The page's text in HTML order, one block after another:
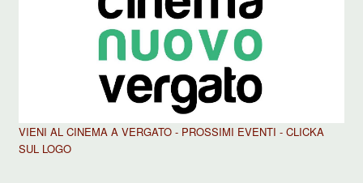
VIENI AL CINEMA A VERGATO - PROSSIMI EVENTI - CLICKA
SUL LOGO